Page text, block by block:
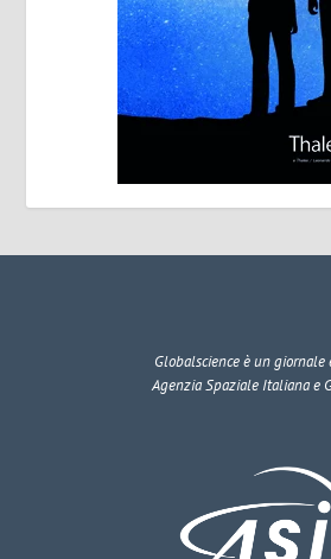
Globalscienceè un giornale
Agenzia Spaziale Italiana e